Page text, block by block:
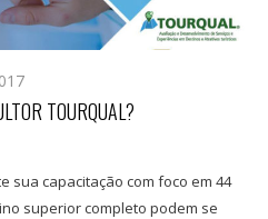
TOURQUAL?
sua capacitação com foco em 44
superior completo podem se